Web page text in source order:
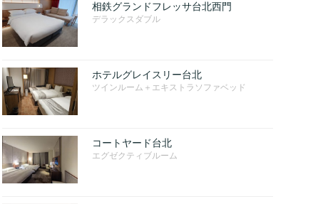
相鉄グランドフレッサ台北西門
デラックスダブル
ホテルグレイスリー台北
ツインルーム＋エキストラソファベッド
コートヤード台北
エグゼクティブルーム